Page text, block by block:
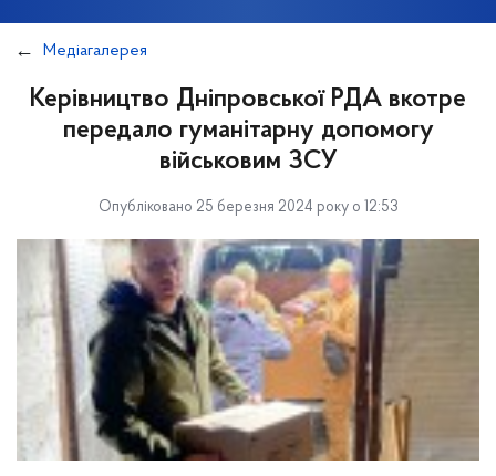
Медіагалерея
Керівництво Дніпровської РДА вкотре
передало гуманітарну допомогу
військовим ЗСУ
Опубліковано 25 березня 2024 року о 12:53